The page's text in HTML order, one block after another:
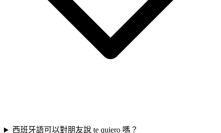
西班牙語可以對朋友說 te quiero 嗎？